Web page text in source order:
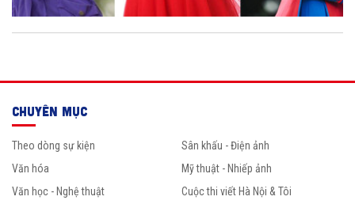
CHUYÊN MỤC
Theo dòng sự kiện
Văn hóa
Văn học - Nghệ thuật
Sân khấu - Điện ảnh
Mỹ thuật - Nhiếp ảnh
Cuộc thi viết Hà Nội & Tôi